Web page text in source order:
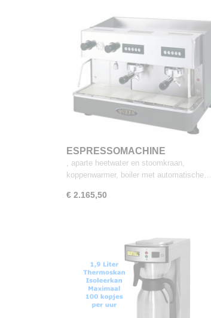
ESPRESSOMACHINE
, aparte heetwater en stoomkraan,
koppenwarmer, boiler met automatische…
€ 2.165,50